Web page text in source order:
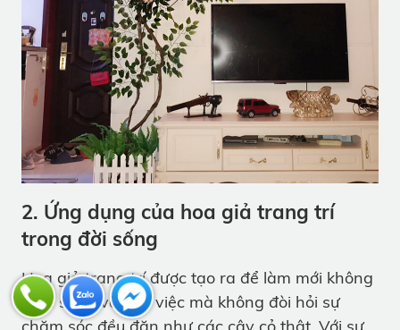
2. Ứng dụng của hoa giả trang trí
trong đời sống
Hoa giả trang trí được tạo ra để làm mới không
gian sống và làm việc mà không đòi hỏi sự
chăm sóc đều đặn như các cây cỏ thật. Với sự